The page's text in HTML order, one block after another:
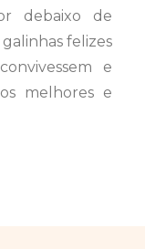
debaixo de
felizes
e
melhores e